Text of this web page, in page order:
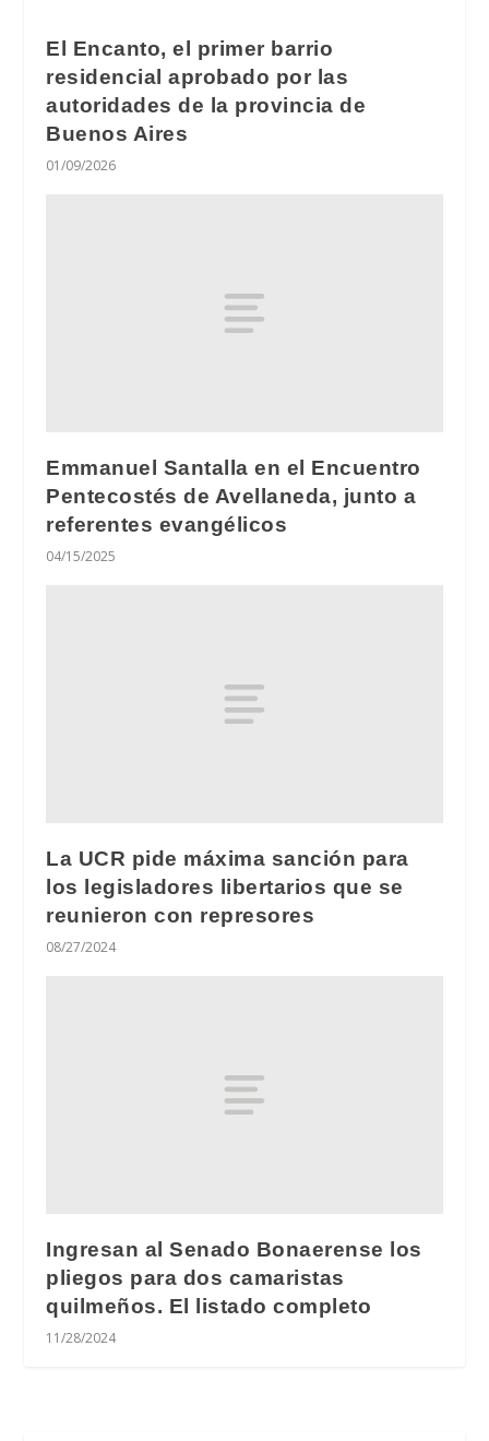
El Encanto, el primer barrio
residencial aprobado por las
autoridades de la provincia de
Buenos Aires
01/09/2026
Emmanuel Santalla en el Encuentro
Pentecostés de Avellaneda, junto a
referentes evangélicos
04/15/2025
La UCR pide máxima sanción para
los legisladores libertarios que se
reunieron con represores
08/27/2024
Ingresan al Senado Bonaerense los
pliegos para dos camaristas
quilmeños. El listado completo
11/28/2024